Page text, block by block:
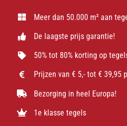
Meer dan 50.000 m² aan
De laagste prijs garantie!
50% tot 80% korting op
Prijzen van € 5,- tot € 39,95
Bezorging in heel Europa!
1e klasse tegels